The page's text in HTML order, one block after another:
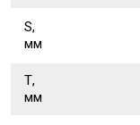
S,
мм
Т,
мм